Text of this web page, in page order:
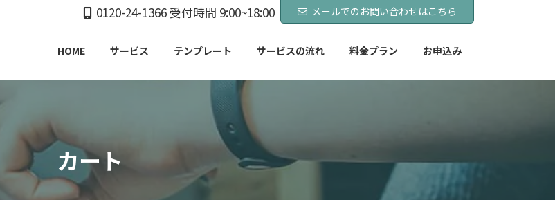
0120-24-1366 受付時間 9:00~18:00 メールでのお問い合わせはこちら
HOME サービス テンプレート サービスの流れ 料金プラン お申込み
カート